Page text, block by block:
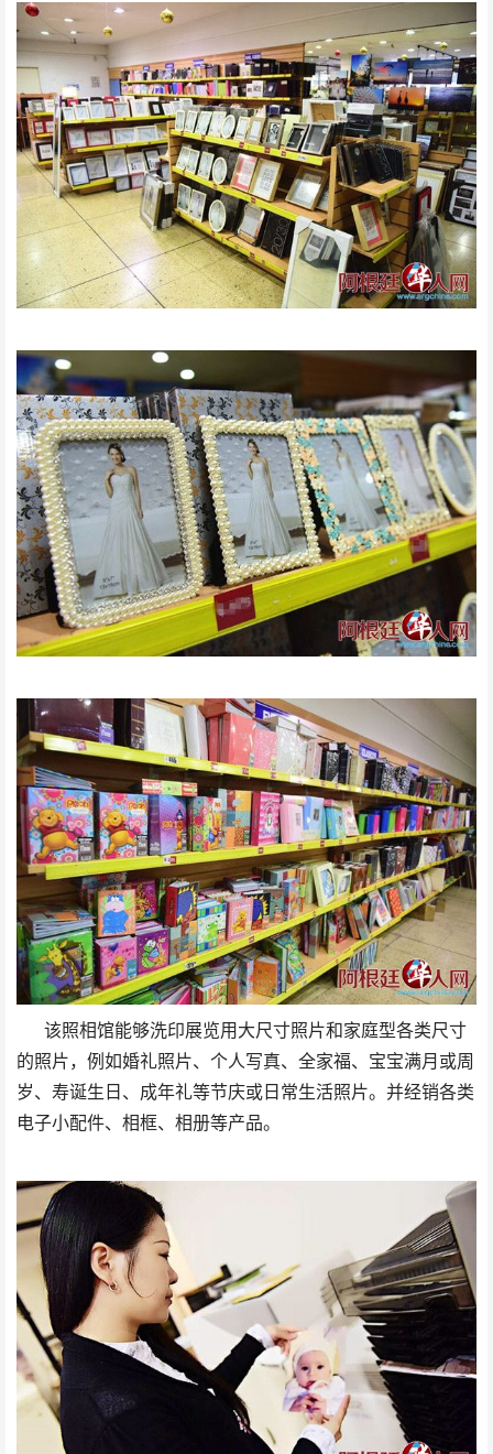
该照相馆能够洗印展览用大尺寸照片和家庭型各类尺寸
的照片，例如婚礼照片、个人写真、全家福、宝宝满月或周
岁、寿诞生日、成年礼等节庆或日常生活照片。并经销各类
电子小配件、相框、相册等产品。